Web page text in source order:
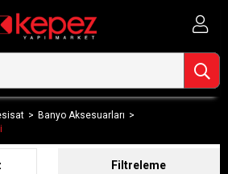
Banyo Aksesuarları
Filtreleme